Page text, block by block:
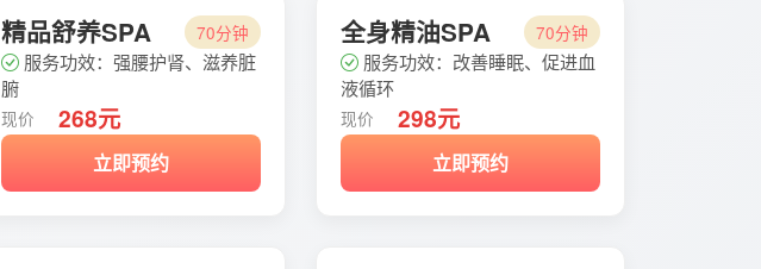
精品舒养SPA 70分钟
服务功效：强腰护肾、滋养脏
腑
现价 268元
立即预约
全身精油SPA 70分钟
服务功效：改善睡眠、促进血
液循环
现价 298元
立即预约